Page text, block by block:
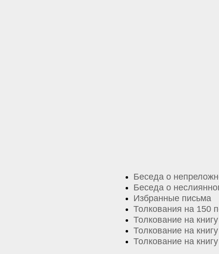
Беседа о
Беседа о
Избранные письма
Толкования на 150
Толкование на
Толкование на
Толкование на